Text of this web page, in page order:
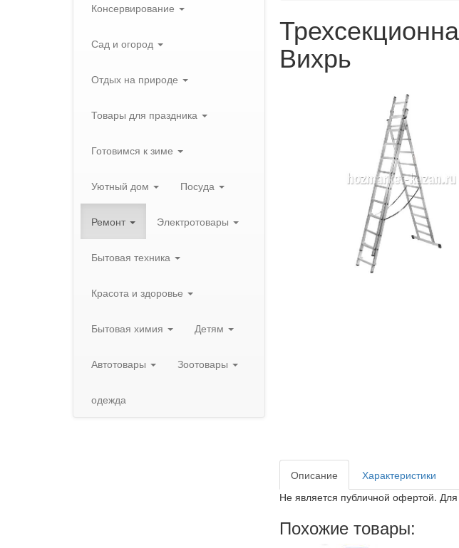
Консервирование
Сад и огород
Отдых на природе
Товары для праздника
Готовимся к зиме
Уютный дом Посуда
Ремонт Электротовары
Бытовая техника
Красота и здоровье
Бытовая химия Детям
Автотовары Зоотовары
одежда
Вихрь
Описание Характеристики
Не является публичной офертой.
Похожие товары: